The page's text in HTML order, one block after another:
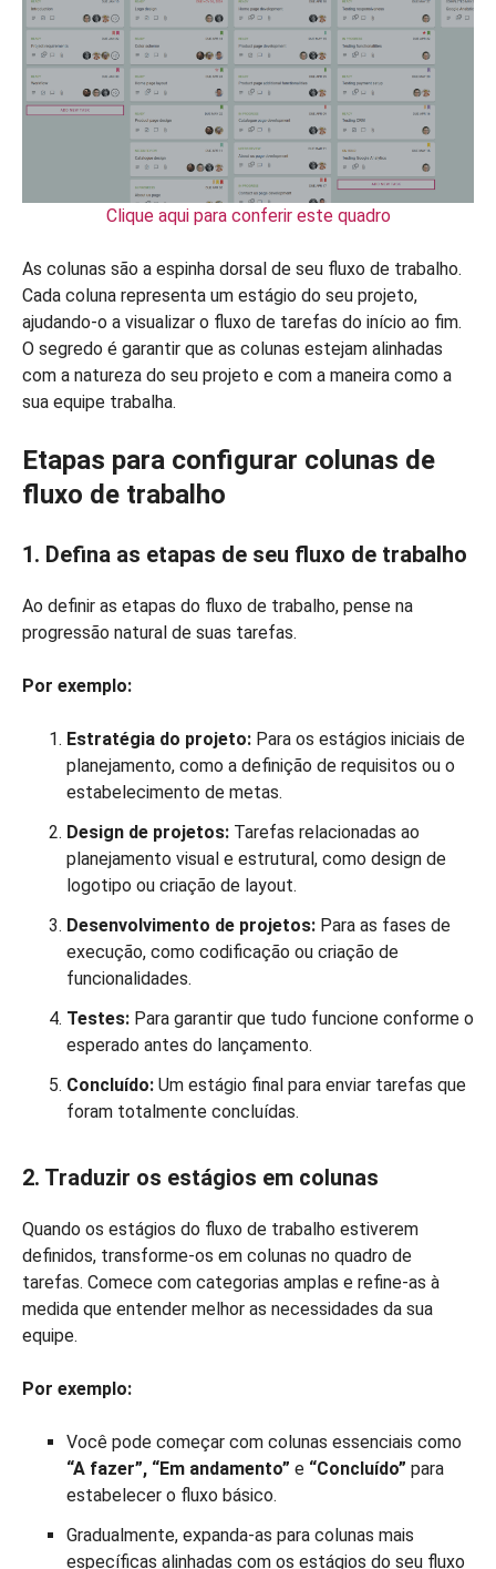
Clique aqui para conferir este quadro
As colunas são a espinha dorsal de seu fluxo de trabalho.
Cada coluna representa um estágio do seu projeto,
ajudando-o a visualizar o fluxo de tarefas do início ao fim.
O segredo é garantir que as colunas estejam alinhadas
com a natureza do seu projeto e com a maneira como a
sua equipe trabalha.
Etapas para configurar colunas de
fluxo de trabalho
1. Defina as etapas de seu fluxo de trabalho
Ao definir as etapas do fluxo de trabalho, pense na
progressão natural de suas tarefas.
Por exemplo:
Estratégia do projeto: Para os estágios iniciais de
planejamento, como a definição de requisitos ou o
estabelecimento de metas.
Design de projetos: Tarefas relacionadas ao
planejamento visual e estrutural, como design de
logotipo ou criação de layout.
Desenvolvimento de projetos: Para as fases de
execução, como codificação ou criação de
funcionalidades.
Testes: Para garantir que tudo funcione conforme o
esperado antes do lançamento.
Concluído: Um estágio final para enviar tarefas que
foram totalmente concluídas.
2. Traduzir os estágios em colunas
Quando os estágios do fluxo de trabalho estiverem
definidos, transforme-os em colunas no quadro de
tarefas. Comece com categorias amplas e refine-as à
medida que entender melhor as necessidades da sua
equipe.
Por exemplo:
Você pode começar com colunas essenciais como
“A fazer”, “Em andamento” e “Concluído” para
estabelecer o fluxo básico.
Gradualmente, expanda-as para colunas mais
específicas alinhadas com os estágios do seu fluxo